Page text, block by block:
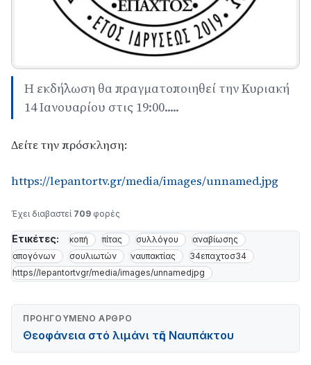
Η εκδήλωση θα πραγματοποιηθεί την Κυριακή
14 Ιανουαρίου στις 19:00.....
Δείτε την πρόσκληση:
https://lepantortv.gr/media/images/unnamed.jpg
Έχει διαβαστεί 709 φορές
Ετικέτες: κοπή πίτας συλλόγου
αναβίωσης
απογόνων
σουλιωτών ναυπακτίας
34επαχτοσ34
https//lepantortvgr/media/images/unnamedjpg
ΠΡΟΗΓΟΎΜΕΝΟ ΆΡΘΡΟ
Θεοφάνεια στό λιμάνι τῆς Ναυπάκτου